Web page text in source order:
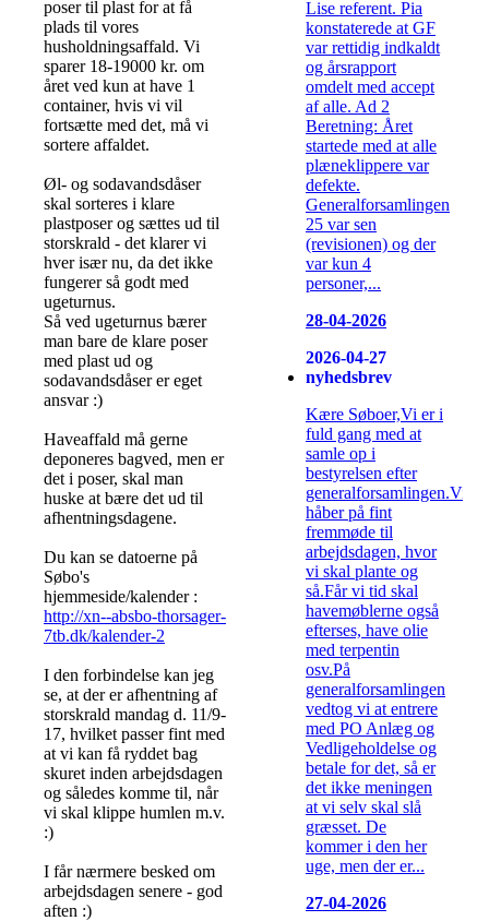
poser til plast for at få
plads til vores
husholdningsaffald. Vi
sparer 18-19000 kr. om
året ved kun at have 1
container, hvis vi vil
fortsætte med det, må vi
sortere affaldet.
Øl- og sodavandsdåser
skal sorteres i klare
plastposer og sættes ud til
storskrald - det klarer vi
hver især nu, da det ikke
fungerer så godt med
ugeturnus.
Så ved ugeturnus bærer
man bare de klare poser
med plast ud og
sodavandsdåser er eget
ansvar :)
Haveaffald må gerne
deponeres bagved, men er
det i poser, skal man
huske at bære det ud til
afhentningsdagene.
Du kan se datoerne på
Søbo's
hjemmeside/kalender :
http://xn--absbo-thorsager-
7tb.dk/kalender-2
I den forbindelse kan jeg
se, at der er afhentning af
storskrald mandag d. 11/9-
17, hvilket passer fint med
at vi kan få ryddet bag
skuret inden arbejdsdagen
og således komme til, når
vi skal klippe humlen m.v.
:)
I får nærmere besked om
arbejdsdagen senere - god
aften :)
Lise referent. Pia
konstaterede at GF
var rettidig indkaldt
og årsrapport
omdelt med accept
af alle. Ad 2
Beretning: Året
startede med at alle
plæneklippere var
defekte.
Generalforsamlingen
25 var sen
(revisionen) og der
var kun 4
personer,...
28-04-2026
2026-04-27
nyhedsbrev
Kære Søboer,Vi er i
fuld gang med at
samle op i
bestyrelsen efter
generalforsamlingen.Vi
håber på fint
fremmøde til
arbejdsdagen, hvor
vi skal plante og
så.Får vi tid skal
havemøblerne også
efterses, have olie
med terpentin
osv.På
generalforsamlingen
vedtog vi at entrere
med PO Anlæg og
Vedligeholdelse og
betale for det, så er
det ikke meningen
at vi selv skal slå
græsset. De
kommer i den her
uge, men der er...
27-04-2026